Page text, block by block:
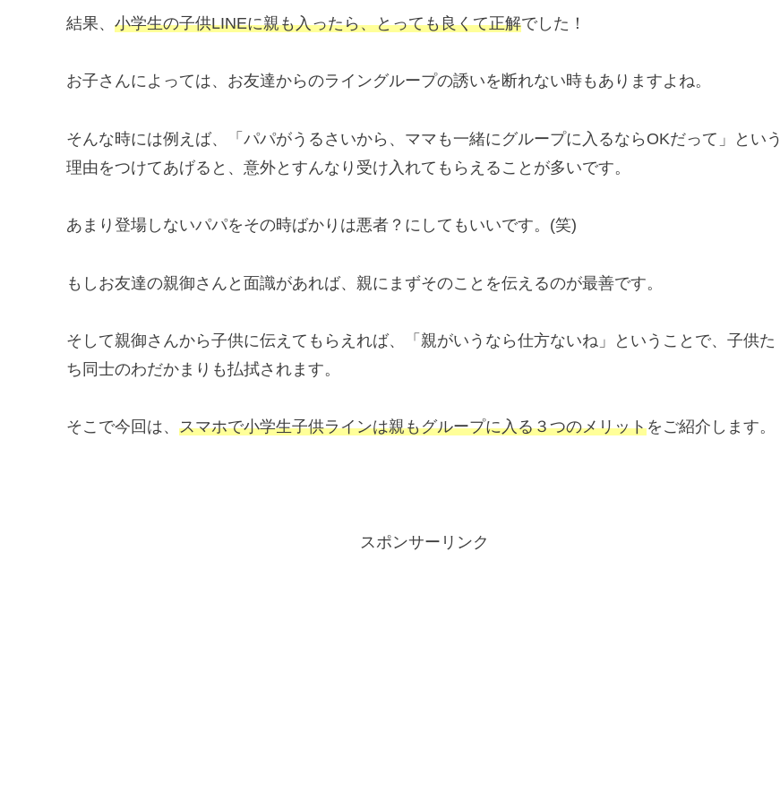
結果、 小学生の子供LINEに親も入ったら、とっても良くて正解でした！
お子さんによっては、お友達からのライングループの誘いを断れない時もありますよね。
そんな時には例えば、「パパがうるさいから、ママも一緒にグループに入るならOKだって」という
理由をつけてあげると、意外とすんなり受け入れてもらえることが多いです。
あまり登場しないパパをその時ばかりは悪者？にしてもいいです。(笑)
もしお友達の親御さんと面識があれば、親にまずそのことを伝えるのが最善です。
そして親御さんから子供に伝えてもらえれば、「親がいうなら仕方ないね」ということで、子供た
ち同士のわだかまりも払拭されます。
そこで今回は、 スマホで小学生子供ラインは親もグループに入る３つのメリットをご紹介します。
スポンサーリンク